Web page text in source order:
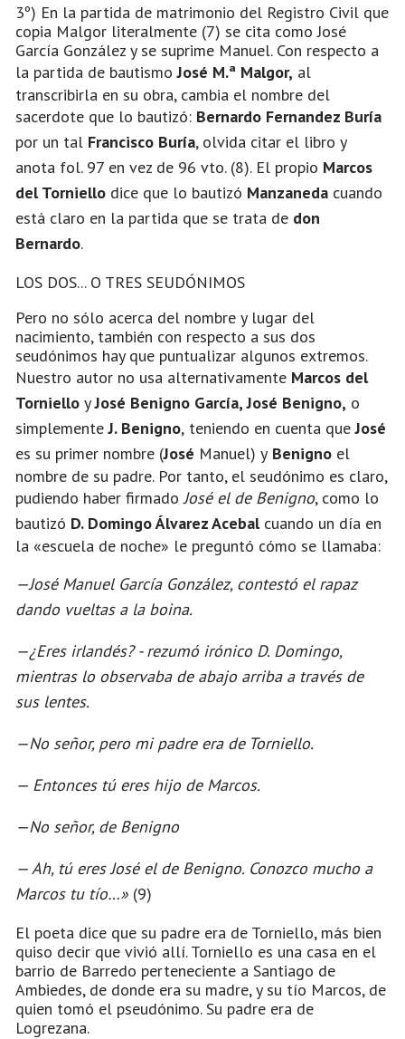
3º) En la partida de matrimonio del Registro Civil que
copia Malgor literalmente (7) se cita como José
García González y se suprime Manuel. Con respecto a
la partida de bautismoJosé M.ª Malgor, al
transcribirla en su obra, cambia el nombre del
sacerdote que lo bautizó: Bernardo Fernandez Buría
por un tal Francisco Buría, olvida citar el libro y
anota fol. 97 en vez de 96 vto. (8). El propio Marcos
del Torniello dice que lo bautizó Manzaneda cuando
está claro en la partida que se trata de don
Bernardo.
LOS DOS... O TRES SEUDÓNIMOS
Pero no sólo acerca del nombre y lugar del
nacimiento, también con respecto a sus dos
seudónimos hay que puntualizar algunos extremos.
Nuestro autor no usa alternativamente Marcos del
Torniello yJosé Benigno García,José Benigno, o
simplementeJ. Benigno, teniendo en cuenta queJosé
es su primer nombre (José Manuel) y Benigno el
nombre de su padre. Por tanto, el seudónimo es claro,
pudiendo haber firmado José el de Benigno, como lo
bautizó D. Domingo Álvarez Acebal cuando un día en
la «escuela de noche» le preguntó cómo se llamaba:
—José Manuel García González, contestó el rapaz
dando vueltas a la boina.
—¿Eres irlandés? - rezumó irónico D. Domingo,
mientras lo observaba de abajo arriba a través de
sus lentes.
—No señor, pero mi padre era de Torniello.
— Entonces tú eres hijo de Marcos.
—No señor, de Benigno
— Ah, tú eres José el de Benigno. Conozco mucho a
Marcos tu tío…» (9)
El poeta dice que su padre era de Torniello, más bien
quiso decir que vivió allí. Torniello es una casa en el
barrio de Barredo perteneciente a Santiago de
Ambiedes, de donde era su madre, y su tío Marcos, de
quien tomó el pseudónimo. Su padre era de
Logrezana.